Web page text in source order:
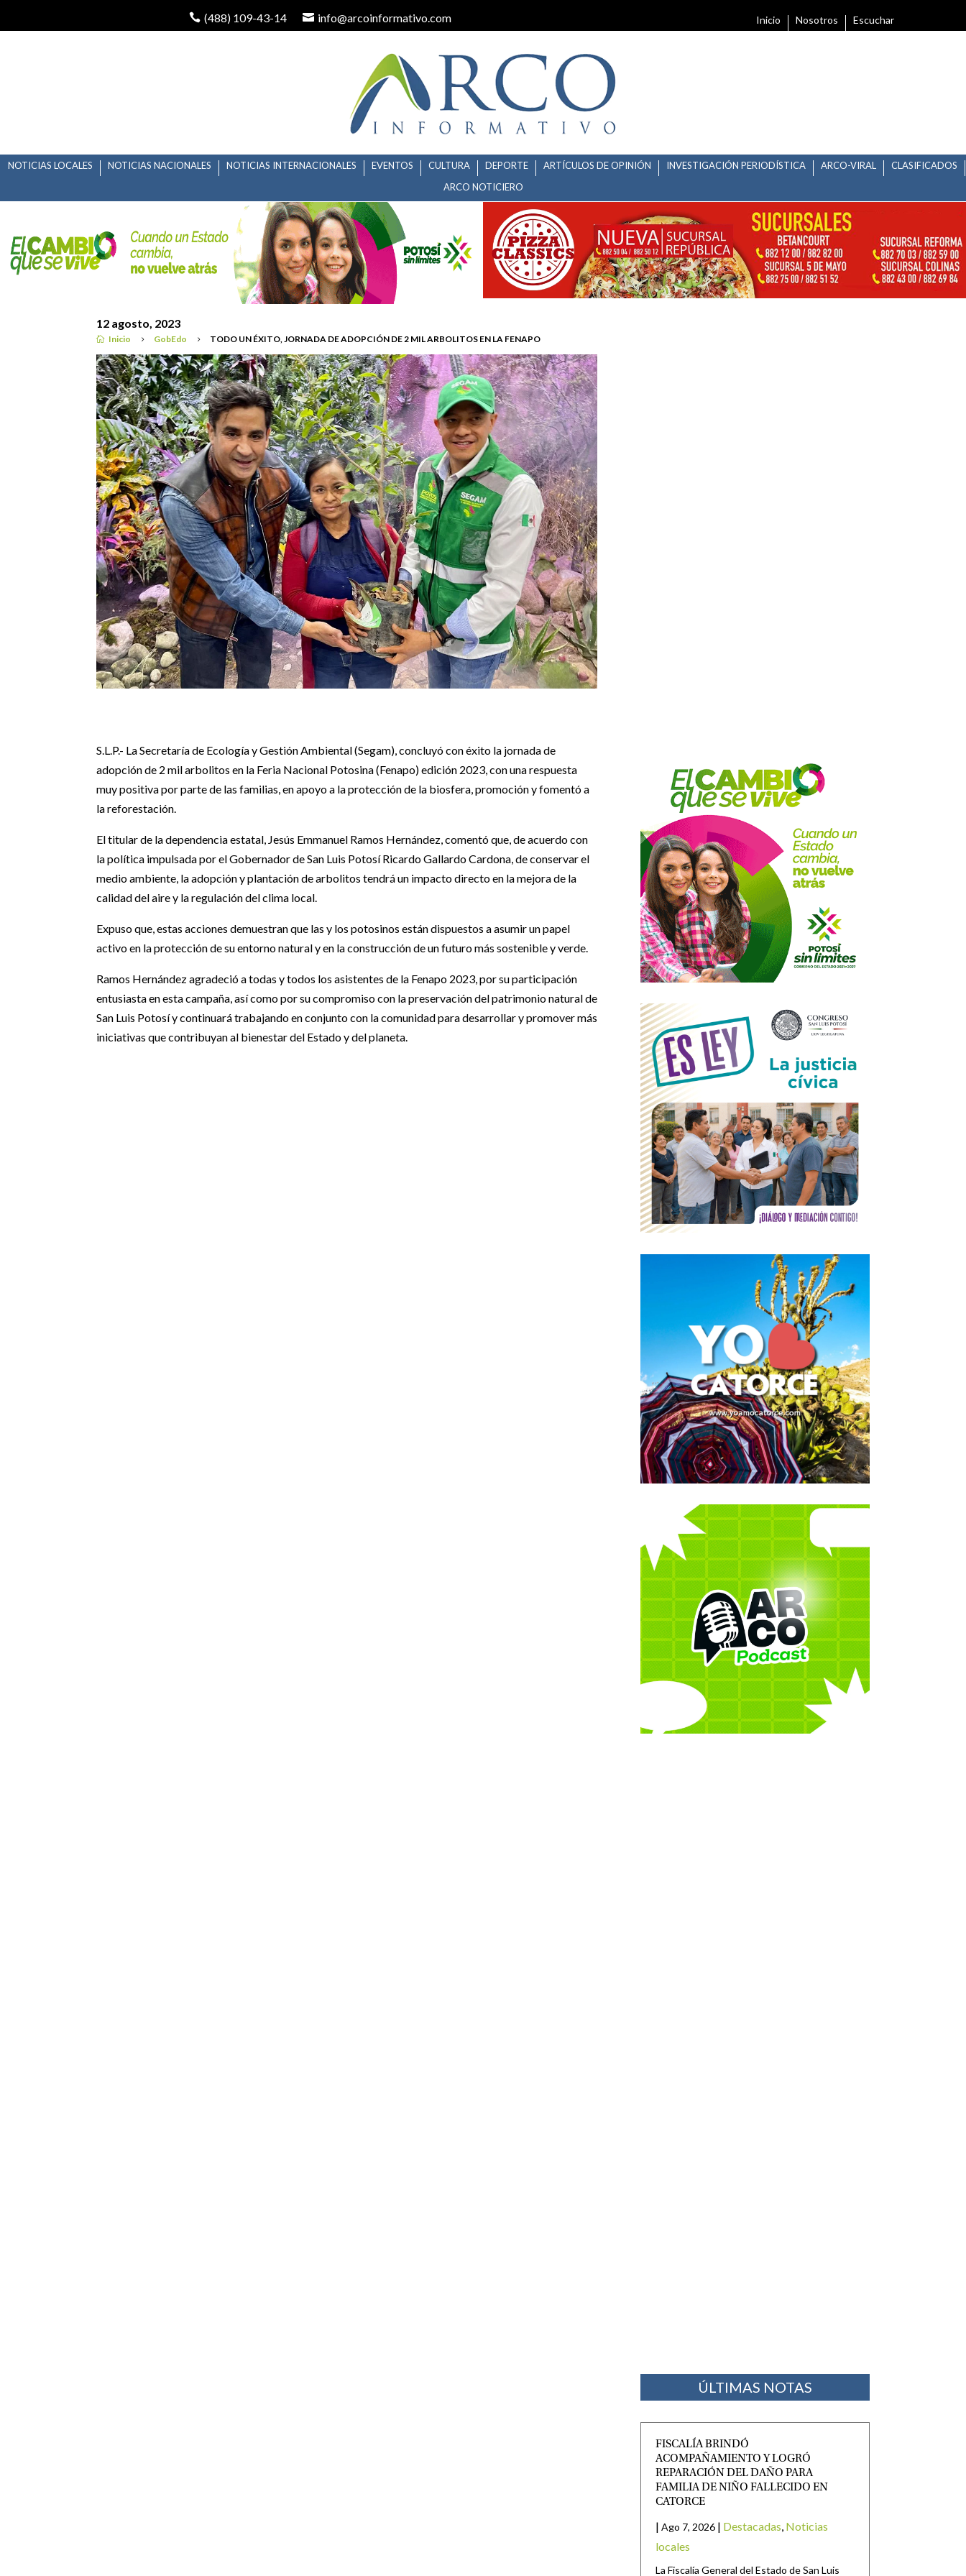
(488) 109-43-14 info@arcoinformativo.com Inicio Nosotros Escuchar
NOTICIAS LOCALES NOTICIAS NACIONALES NOTICIAS INTERNACIONALES EVENTOS CULTURA DEPORTE ARTÍCULOS DE OPINIÓN INVESTIGACIÓN PERIODÍSTICA ARCO-VIRAL
CLASIFICADOS
ARCO NOTICIERO
 Inicio 5 GobEdo 5 TODO UN ÉXITO, JORNADA DE ADOPCIÓN DE 2 MIL ARBOLITOS EN LA FENAPO
TODO UN ÉXITO, JORNADA DE ADOPCIÓN DE 2 MIL ARBOLITOS EN LA
FENAPO
GobEdo
12 agosto, 2023
S.L.P.- La Secretaría de Ecología y Gestión Ambiental (Segam), concluyó con éxito la jornada de
adopción de 2 mil arbolitos en la Feria Nacional Potosina (Fenapo) edición 2023, con una respuesta
muy positiva por parte de las familias, en apoyo a la protección de la biosfera, promoción y fomentó a
la reforestación.
El titular de la dependencia estatal, Jesús Emmanuel Ramos Hernández, comentó que, de acuerdo con
la política impulsada por el Gobernador de San Luis Potosí Ricardo Gallardo Cardona, de conservar el
medio ambiente, la adopción y plantación de arbolitos tendrá un impacto directo en la mejora de la
calidad del aire y la regulación del clima local.
Expuso que, estas acciones demuestran que las y los potosinos están dispuestos a asumir un papel
activo en la protección de su entorno natural y en la construcción de un futuro más sostenible y verde.
Ramos Hernández agradeció a todas y todos los asistentes de la Fenapo 2023, por su participación
entusiasta en esta campaña, así como por su compromiso con la preservación del patrimonio natural de
San Luis Potosí y continuará trabajando en conjunto con la comunidad para desarrollar y promover más
iniciativas que contribuyan al bienestar del Estado y del planeta.
ÚLTIMAS NOTAS
FISCALÍA BRINDÓ
ACOMPAÑAMIENTO Y LOGRÓ
REPARACIÓN DEL DAÑO PARA
FAMILIA DE NIÑO FALLECIDO EN
CATORCE
| Ago 7, 2026 | Destacadas, Noticias
locales
La Fiscalía General del Estado de San Luis